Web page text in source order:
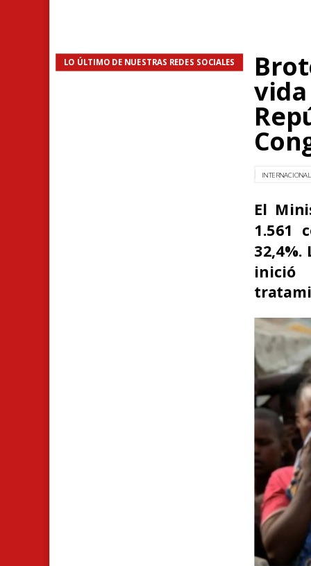
LO ÚLTIMO DE NUESTRAS REDES SOCIALES
INTERNACIONAL
El
1.561
32,4%.
inició